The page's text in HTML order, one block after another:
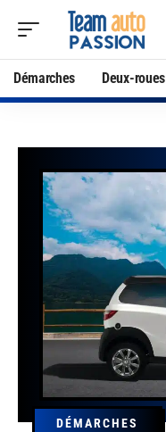
Démarches Deux-roues
DÉMARCHES